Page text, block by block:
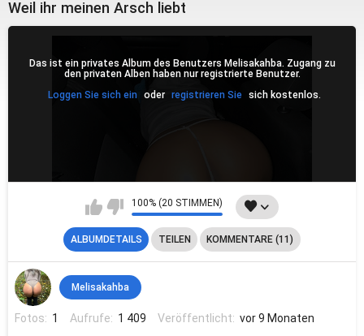
Weil ihr meinen Arsch liebt
Das ist ein privates Album des Benutzers Melisakahba. Zugang zu
den privaten Alben haben nur registrierte Benutzer.
Loggen Sie sich ein
oder registrieren Sie sich kostenlos.
100% (20 STIMMEN)
ALBUMDETAILS TEILEN KOMMENTARE (11)
Melisakahba
Fotos: 1 Aufrufe: 1 409 Veröffentlicht: vor 9 Monaten